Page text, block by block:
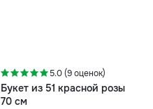
5.0 (9 оценок)
Букет из 51 красной розы
70 см